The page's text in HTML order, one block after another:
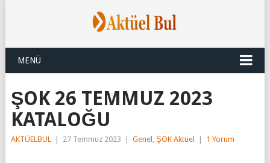
MENÜ
ŞOK 26 TEMMUZ 2023
KATALOĞU
AKTÜELBUL 27 Temmuz 2023 Genel , ŞOK Aktüel 1 Yorum